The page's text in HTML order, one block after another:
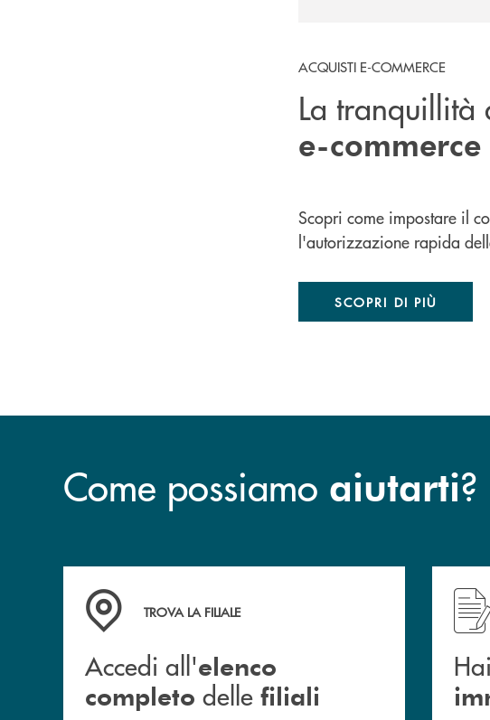
ACQUISTI E-COMMERCE
La tranquillità
e-commerce
Scopri come impostare il
l'autorizzazione rapida
SCOPRI DI PIÙ
Come possiamo aiutarti?
Accedi all' elenco completo delle filiali
TROVA LA FILIALE
Accedi all'elenco
completo delle filiali
Hai